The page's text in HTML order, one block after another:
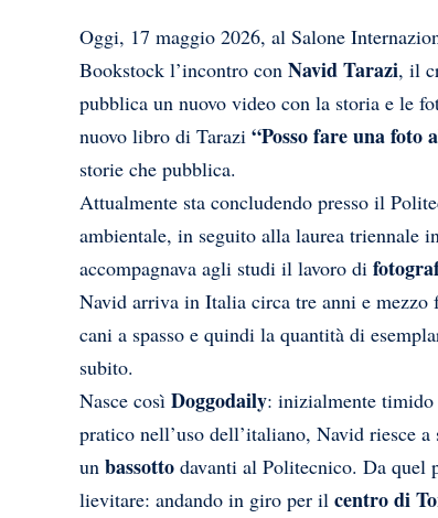
Oggi, 17 maggio 2026, al Salone
Bookstock l’incontro con Navid Tarazi, il
pubblica un nuovo video con la storia e le
nuovo libro di Tarazi “Posso fare una foto
storie che pubblica.
Attualmente sta concludendo presso il
ambientale, in seguito alla laurea triennale
accompagnava agli studi il lavoro di
Navid arriva in Italia circa tre anni e mezzo
cani a spasso e quindi la quantità di
subito.
Nasce così Doggodaily: inizialmente timido
pratico nell’uso dell’italiano, Navid riesce
un bassotto davanti al Politecnico. Da quel
lievitare: andando in giro per il centro di